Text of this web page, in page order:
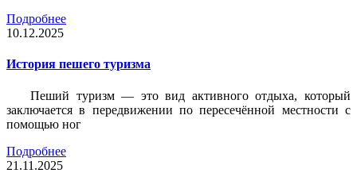
Подробнее
10.12.2025
История пешего туризма
Пеший туризм — это вид активного отдыха, который
заключается в передвижении по пересечённой местности с
помощью ног
Подробнее
21.11.2025